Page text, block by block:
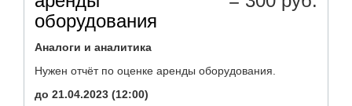
оборудования
Аналоги и аналитика
Нужен отчёт по оценке аренды оборудования.
до 21.04.2023 (12:00)